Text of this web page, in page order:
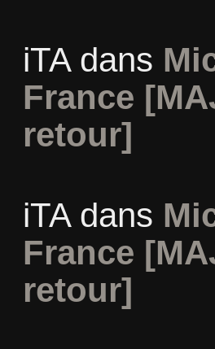
iTAdans
France
retour]
iTAdans
France
retour]